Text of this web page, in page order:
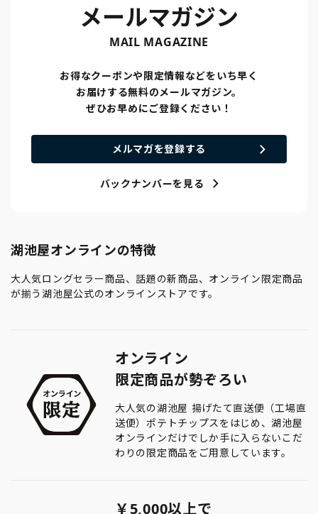
メールマガジン
MAIL MAGAZINE
お得なクーポンや限定情報などをいち早く
お届けする無料のメールマガジン。
ぜひお早めにご登録ください！
メルマガを登録する
バックナンバーを見る
湖池屋オンラインの特徴
大人気ロングセラー商品、話題の新商品、オンライン限定商品
が揃う湖池屋公式のオンラインストアです。
オンライン
限定商品が勢ぞろい
大人気の湖池屋 揚げたて直送便（工場直
送便）ポテトチップスをはじめ、湖池屋
オンラインだけでしか手に入らないこだ
わりの限定商品をご用意しています。
￥5,000以上で